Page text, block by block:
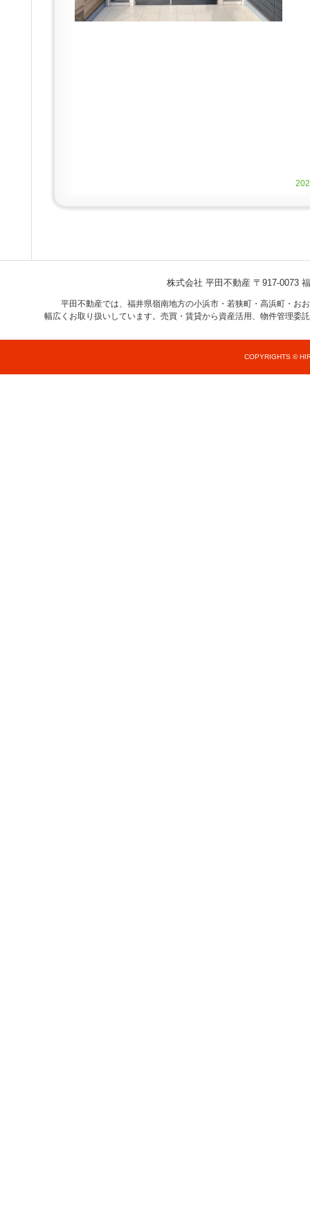
株式会社 平田不動産 〒917-0073
平田不動産では、福井県嶺南地方の小浜市・若狭町・高浜町・お
幅広くお取り扱いしています。売買・賃貸から資産活用、物件管理委
COPYRIGHTS ©